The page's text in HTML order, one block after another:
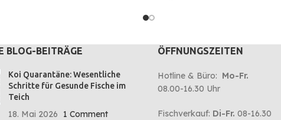
dem leicht drehbaren Hebel stufenlos
BLOG-BEITRÄGE
Koi Quarantäne: Wesentliche
Schritte für Gesunde Fische im
Teich
18. Mai 2026 1 Comment
ÖFFNUNGSZEITEN
Hotline & Büro: Mo-Fr.
08.00-16.30 Uhr
Fischverkauf: Di-Fr. 08-16.30